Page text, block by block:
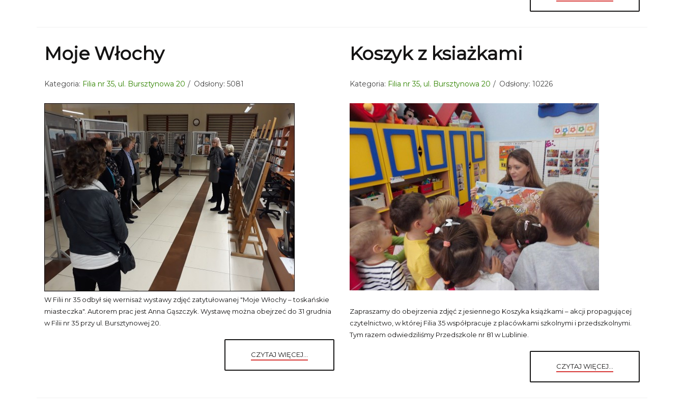
Moje Włochy
Kategoria: Filia nr 35, ul. Bursztynowa 20 Odsłony: 5081
W Filii nr 35 odbył się wernisaż wystawy zdjęć zatytułowanej "Moje Włochy – toskańskie
miasteczka". Autorem prac jest Anna Gąszczyk. Wystawę można obejrzeć do 31 grudnia
w Filii nr 35 przy ul. Bursztynowej 20.
CZYTAJ WIĘCEJ...
Koszyk z ksiażkami
Kategoria: Filia nr 35, ul. Bursztynowa 20 Odsłony: 10226
Zapraszamy do obejrzenia zdjęć z jesiennego Koszyka książkami – akcji propagującej
czytelnictwo, w której Filia 35 współpracuje z placówkami szkolnymi i przedszkolnymi.
Tym razem odwiedziliśmy Przedszkole nr 81 w Lublinie.
CZYTAJ WIĘCEJ...